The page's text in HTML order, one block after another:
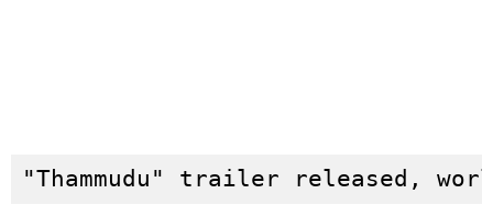
"Thammudu" trailer released,